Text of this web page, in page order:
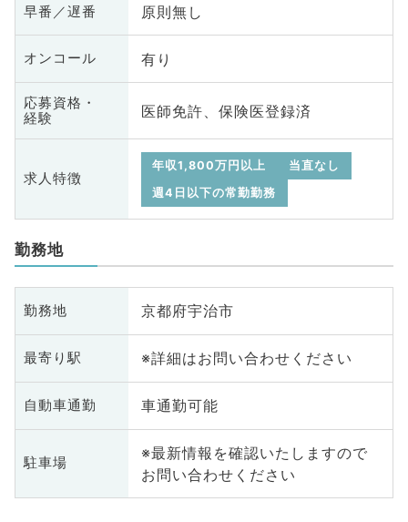
早番／遅番 原則無し
オンコール 有り
応募資格・
経験
医師免許、保険医登録済
求人特徴
年収1,800万円以上
当直なし
週4日以下の常勤勤務
勤務地
勤務地 京都府宇治市
最寄り駅 ※詳細はお問い合わせください
自動車通勤 車通勤可能
駐車場
※最新情報を確認いたしますので
お問い合わせください